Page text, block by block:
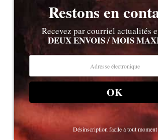
Ce week-end,
à ImaJn’ère !
Ce week-end, c’est le très
, à Angers !
Restons en
Recevez par courriel actualités
DEUX ENVOIS / MOIS
OK
Désinscription facile à tout moment